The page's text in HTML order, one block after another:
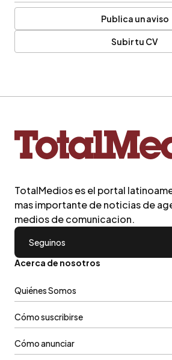
Publica un aviso
Subir tu CV
TotalMedios es el portal
mas importante de noticias de
medios de comunicacion.
Seguinos
Acerca de nosotros
Quiénes Somos
Cómo suscribirse
Cómo anunciar